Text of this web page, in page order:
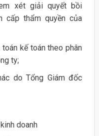
xét giải quyết bồi
cấp thẩm quyền của
kế toán theo phân
ty;
do Tổng Giám đốc
doanh